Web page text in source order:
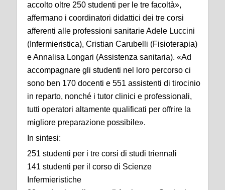
accolto oltre 250 studenti per le tre facoltà»,
affermano i coordinatori didattici dei tre corsi
afferenti alle professioni sanitarie Adele Luccini
(Infermieristica), Cristian Carubelli (Fisioterapia)
e Annalisa Longari (Assistenza sanitaria). «Ad
accompagnare gli studenti nel loro percorso ci
sono ben 170 docenti e 551 assistenti di tirocinio
in reparto, nonché i tutor clinici e professionali,
tutti operatori altamente qualificati per offrire la
migliore preparazione possibile».
In sintesi:
251 studenti per i tre corsi di studi triennali
141 studenti per il corso di Scienze
Infermieristiche